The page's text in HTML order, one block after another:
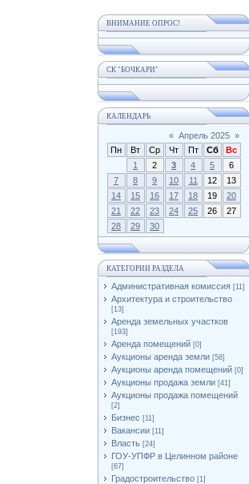
ВНИМАНИЕ ОПРОС!
СК "БОЧКАРИ"
КАЛЕНДАРЬ
« Апрель 2025 »
Пн
Вт Ср Чт Пт Сб
Вс
1
2 3 4 5
6
7
8 9 10 11 12
13
14
15 16 17 18 19
20
21
22 23 24 25 26
27
28
29 30
КАТЕГОРИИ РАЗДЕЛА
Административная комиссия [11]
Архитектура и строительство
[13]
Аренда земельных участков
[193]
Аренда помещений [0]
Аукционы аренда земли [58]
Аукционы аренда помещений [0]
Аукционы продажа земли [41]
Аукционы продажа помещений
[2]
Бизнес [11]
Вакансии [11]
Власть [24]
ГОУ-УПФР в Целинном районе
[67]
Градостроительство [1]